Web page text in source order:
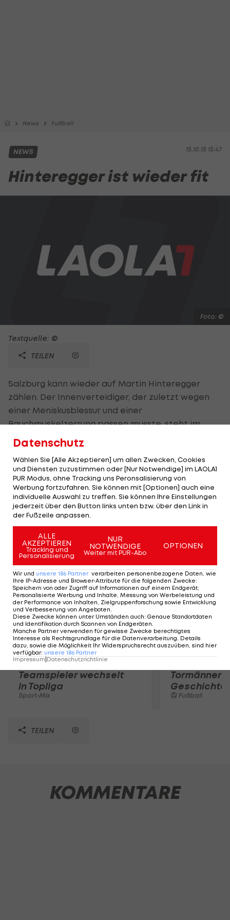
News Fußball
15.10.15 15:47
NEWS
Hinteregger ist wieder fit
Foto: ©
Textquelle: ©
TEILEN
Salzburg kann wieder auf Martin Hinteregger
zählen. Der Innenverteidiger, der zuletzt wegen
einer Meniskusblessur und einer
Bauchmuskelzerrung passen musste, steht im
Heimspiel gegen die Admira (Samstag, 16 Uhr)
wieder zur Verfügung. "Ich komme besser und
stärker zurück", ist der ÖFB-Teamspieler sicher.
Der Plan des 23-Jährigen ist klar: "Wir wollen jedes
Spiel gewinnen. Gegen Admira und Ried sind sechs
Punkte Pflicht. Wenn wir Erste sind, dann gibt's
wieder Prämien."
Mehr zum Thema
Karrieresprung! ÖVV-
Teamspieler wechselt
in Topliga
Sport-Mix
Tormänner
Geschichte
Fußball
TEILEN
KOMMENTARE
Datenschutz
Wählen Sie [Alle Akzeptieren] um allen Zwecken, Cookies
und Diensten zuzustimmen oder [Nur Notwendige] im LAOLA1
PUR Modus, ohne Tracking uns Peronsalisierung von
Werbung fortzufahren. Sie können mit [Optionen] auch eine
individuelle Auswahl zu treffen. Sie können Ihre Einstellungen
jederzeit über den Button links unten bzw. über den Link in
der Fußzeile anpassen.
ALLE
AKZEPTIEREN
Tracking und
Personalisierung
NUR
NOTWENDIGE
Weiter mit PUR-Abo
OPTIONEN
Wir und unsere 186 Partner verarbeiten personenbezogene Daten, wie
Ihre IP-Adresse und Browser-Attribute für die folgenden Zwecke:
Speichern von oder Zugriff auf Informationen auf einem Endgerät;
Personalisierte Werbung und Inhalte, Messung von Werbeleistung und
der Performance von Inhalten, Zielgruppenforschung sowie Entwicklung
und Verbesserung von Angeboten.
Diese Zwecke können unter Umständen auch: Genaue Standortdaten
und Identifikation durch Scannen von Endgeräten.
Manche Partner verwenden für gewisse Zwecke berechtigtes
Interesse als Rechtsgrundlage für die Datenverarbeitung. Details
dazu, sowie die Möglichkeit Ihr Widerspruchsrecht auszuüben, sind hier
verfügbar: unsere 186 Partner
Impressum Datenschutzrichtlinie